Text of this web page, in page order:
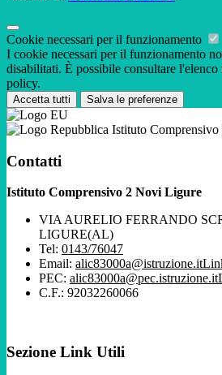
Cookie necessari per il funzionamento
I cookie necessari per il funzionamento
disabilitati. È possibile consultare
policy.
Accetta tutti Salva le preferenze
Istituto
Contatti
Istituto Comprensivo 2 Novi Ligure
VIA AURELIO FERRANDO
LIGURE(AL)
Tel: 0143/76047
Email: alic83000a@istruzione.it
PEC: alic83000a@pec.istruzione.it
C.F.: 92032260066
Sezione Link Utili